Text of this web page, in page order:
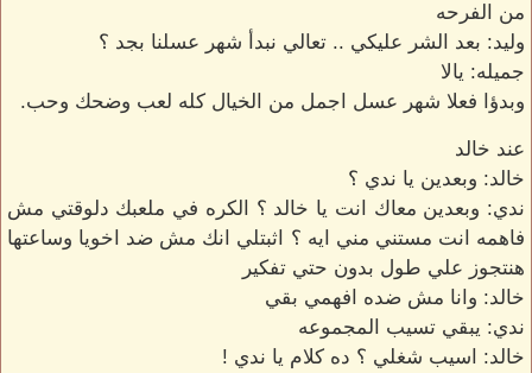
من الفرحه
وليد: بعد الشر عليكي .. تعالي نبدأ شهر عسلنا بجد ؟
جميله: يالا
وبدؤا فعلا شهر عسل اجمل من الخيال كله لعب وضحك وحب.
عند خالد
خالد: وبعدين يا ندي ؟
ندي: وبعدين معاك انت يا خالد ؟ الكره في ملعبك دلوقتي مش
فاهمه انت مستني مني ايه ؟ اثبتلي انك مش ضد اخويا وساعتها
هنتجوز علي طول بدون حتي تفكير
خالد: وانا مش ضده افهمي بقي
ندي: يبقي تسيب المجموعه
خالد: اسيب شغلي ؟ ده كلام يا ندي !